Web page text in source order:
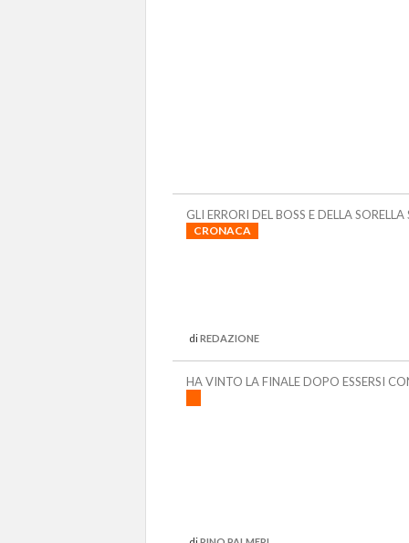
GLI ERRORI DEL BOSS E DELLA
CRONACA
diREDAZIONE
HA VINTO LA FINALE DOPO ESSERSI